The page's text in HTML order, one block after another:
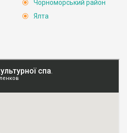
Чорноморський район
Ялта